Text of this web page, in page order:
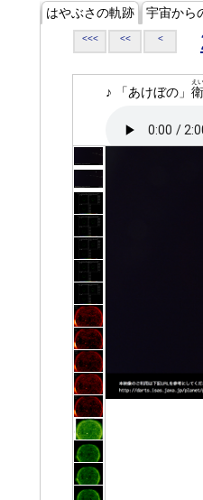
はやぶさの軌跡 宇宙から
<<< << <
♪ 「あけぼの」
え